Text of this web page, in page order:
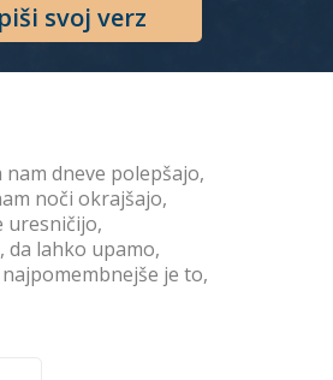
svoj verz
dneve polepšajo,
noči okrajšajo,
uresničijo,
da lahko upamo,
je to,